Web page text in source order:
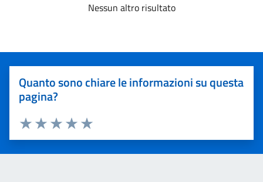
Nessun altro risultato
Quanto sono chiare le informazioni su questa
pagina?
Valuta 5 stelle su 5
Valuta 4 stelle su 5
Valuta 3 stelle su 5
Valuta 2 stelle su 5
Valuta 1 stelle su 5